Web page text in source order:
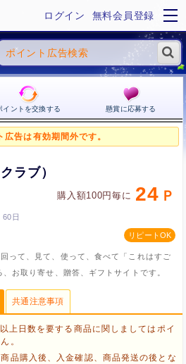
ログイン 無料会員登録
イントを交換する 懸賞に応募する
広告は有効期間外です。
ラブ）
購入額100円毎に 24
60日
って、見て、使って、食べて「これはすご
お取り寄せ、贈答、ギフトサイトです。
共通注意事項
上日数を要する商品に関しましてはポイ
。
品購入後、入金確認、商品発送の後とな